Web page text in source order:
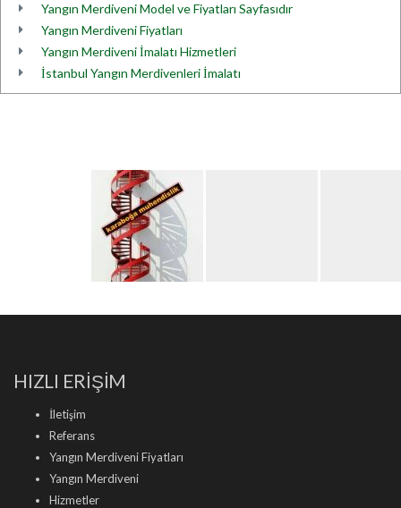
Yangın Merdiveni Model ve Fiyatları Sayfasıdır
Yangın Merdiveni Fiyatları
Yangın Merdiveni İmalatı Hizmetleri
İstanbul Yangın Merdivenleri İmalatı
HIZLI ERİŞİM
İletişim
Referans
Yangın Merdiveni Fiyatları
Yangın Merdiveni
Hizmetler